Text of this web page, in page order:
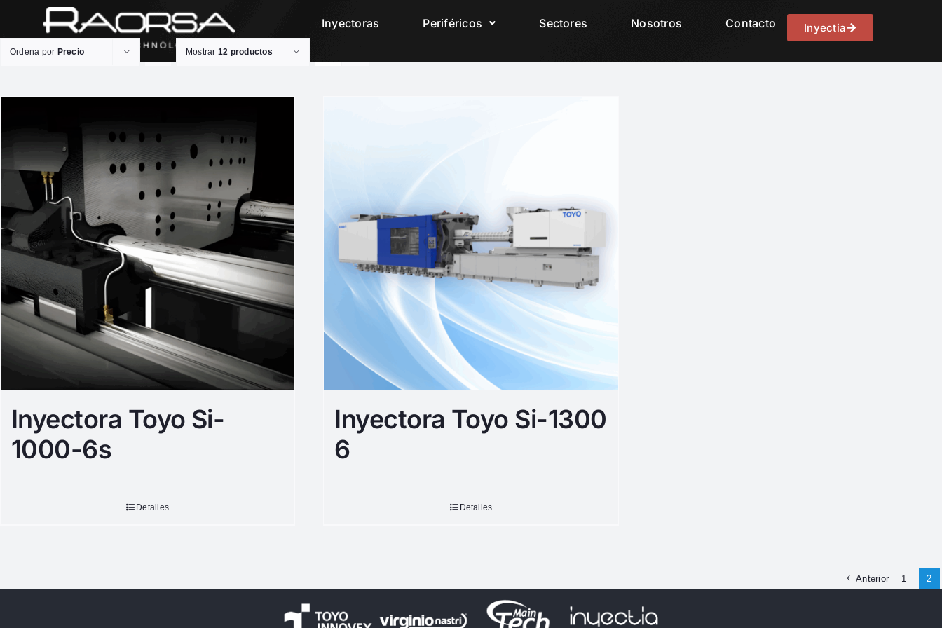
Inyectoras Periféricos Sectores Nosotros Contacto Inyectia
Ordena por Precio Mostrar 12 productos
Inyectora Toyo Si-
1000-6s
Detalles
Inyectora Toyo Si-1300
6
Detalles
Anterior 1 2